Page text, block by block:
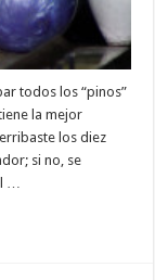
todos los “pinos”
la mejor
los diez
si no, se
…